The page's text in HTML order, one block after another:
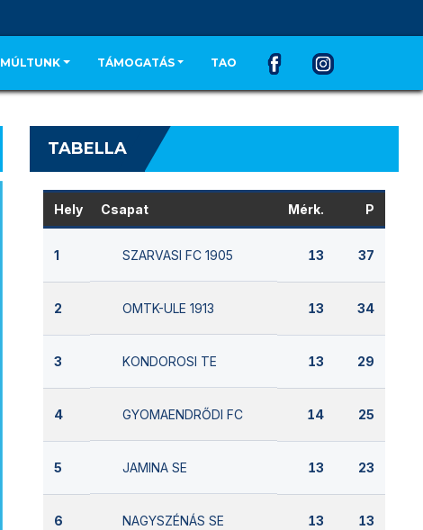
MÚLTUNK TÁMOGATÁS TAO
TABELLA
Hely Csapat Mérk. P
1 SZARVASI FC 1905 13 37
2 OMTK-ULE 1913 13 34
3 KONDOROSI TE 13 29
4 GYOMAENDRŐDI FC 14 25
5 JAMINA SE 13 23
6 NAGYSZÉNÁS SE 13 13